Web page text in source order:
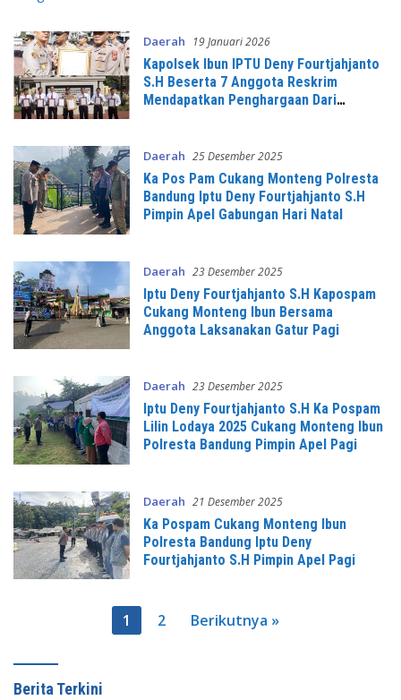
Daerah 19 Januari 2026
Kapolsek Ibun IPTU Deny Fourtjahjanto
S.H Beserta 7 Anggota Reskrim
Mendapatkan Penghargaan Dari
Daerah 25 Desember 2025
Ka Pos Pam Cukang Monteng Polresta
Bandung Iptu Deny Fourtjahjanto S.H
Pimpin Apel Gabungan Hari Natal
Daerah 23 Desember 2025
Iptu Deny Fourtjahjanto S.H Kapospam
Cukang Monteng Ibun Bersama
Anggota Laksanakan Gatur Pagi
Daerah 23 Desember 2025
Iptu Deny Fourtjahjanto S.H Ka Pospam
Lilin Lodaya 2025 Cukang Monteng Ibun
Polresta Bandung Pimpin Apel Pagi
Daerah 21 Desember 2025
Ka Pospam Cukang Monteng Ibun
Polresta Bandung Iptu Deny
Fourtjahjanto S.H Pimpin Apel Pagi
1 2 Berikutnya »
Berita Terkini